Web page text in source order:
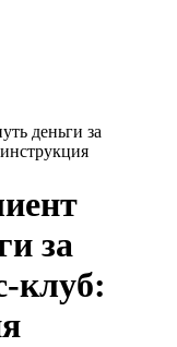
деньги за
за
клуб: